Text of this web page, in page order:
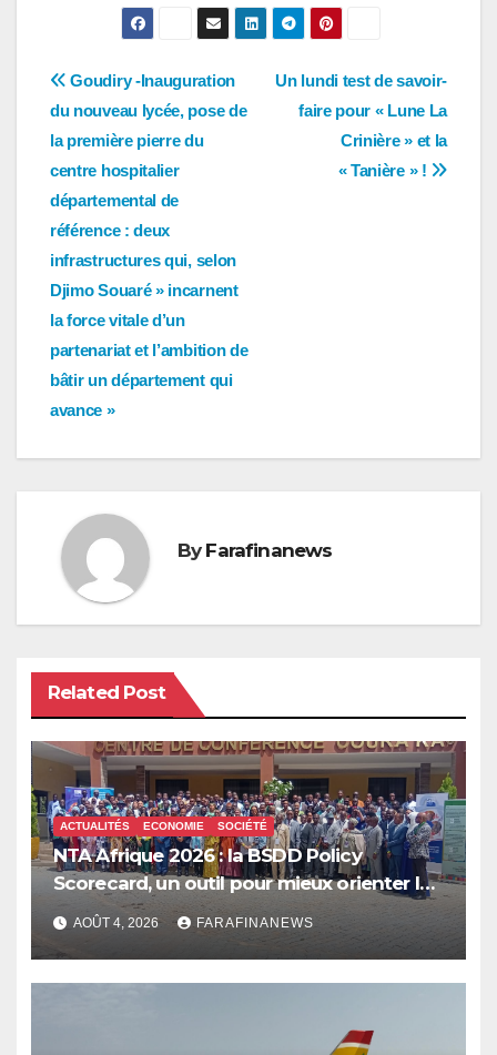
Navigation
de
l’article
Un lundi test de savoir-
faire pour « Lune La
Crinière » et la
« Tanière » !
Goudiry -Inauguration
du nouveau lycée, pose de
la première pierre du
centre hospitalier
départemental de
référence : deux
infrastructures qui, selon
Djimo Souaré » incarnent
la force vitale d’un
partenariat et l’ambition de
bâtir un département qui
avance »
By Farafinanews
Related Post
ACTUALITÉS ECONOMIE SOCIÉTÉ
NTA Afrique 2026 : la BSDD Policy
Scorecard, un outil pour mieux orienter les
dépenses publiques
AOÛT 4, 2026 FARAFINANEWS